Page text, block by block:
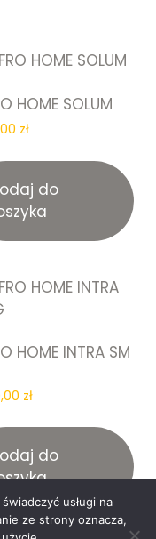
HOME SOLUM
zł
do
HOME INTRA SM
zł
do
usługi na
ze strony oznacza,